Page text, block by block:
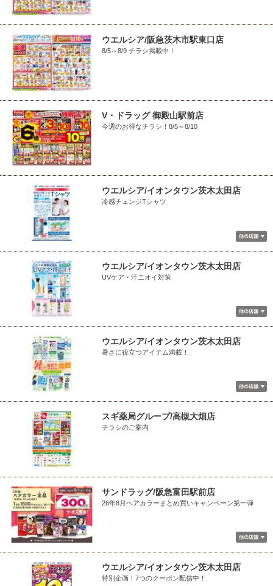
ウエルシア/阪急茨木市駅東口店
8/5～8/9 チラシ掲載中！
V・ドラッグ 御殿山駅前店
今週のお得なチラシ！8/5～8/10
ウエルシア/イオンタウン茨木太田店
冷感チェンジTシャツ
ウエルシア/イオンタウン茨木太田店
UVケア・汗ニオイ対策
ウエルシア/イオンタウン茨木太田店
暑さに役立つアイテム満載！
スギ薬局グループ/高槻大畑店
チラシのご案内
サンドラッグ/阪急富田駅前店
26年8月ヘアカラーまとめ買いキャンペーン第一弾
ウエルシア/イオンタウン茨木太田店
特別企画！7つのクーポン配信中！